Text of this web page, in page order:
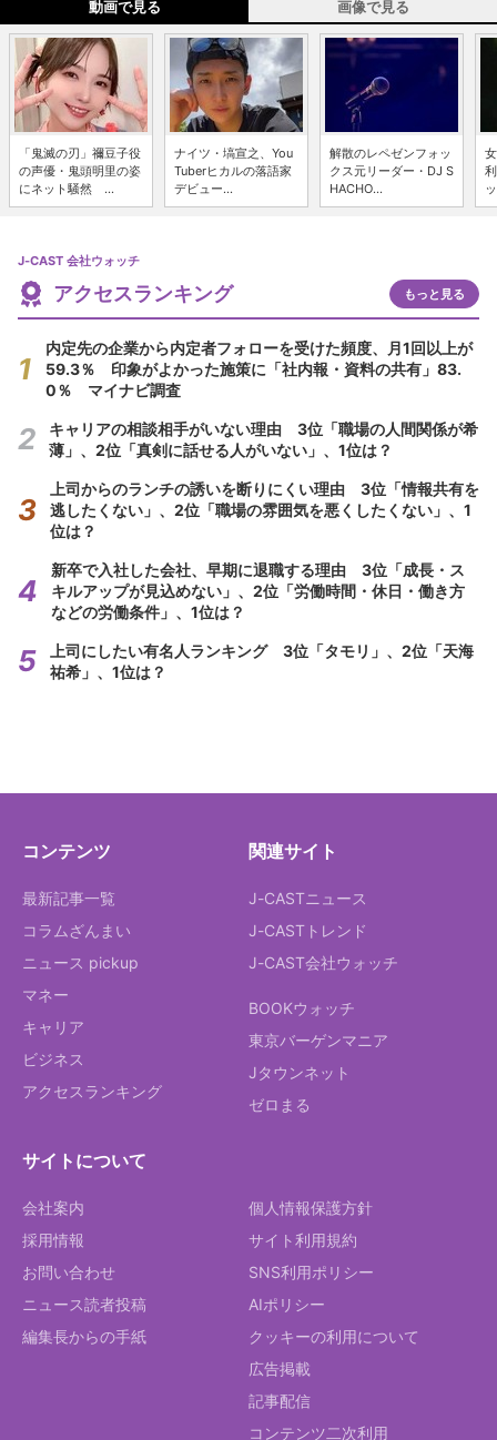
動画で見る 画像で見る
「鬼滅の刃」禰豆子役
の声優・鬼頭明里の姿
にネット騒然 ...
ナイツ・塙宣之、You
Tuberヒカルの落語家
デビュー...
解散のレペゼンフォッ
クス元リーダー・DJ S
HACHO...
J-CAST 会社ウォッチ
アクセスランキング もっと見る
内定先の企業から内定者フォローを受けた頻度、月1回以上が
59.3％ 印象がよかった施策に「社内報・資料の共有」83.
0％ マイナビ調査
キャリアの相談相手がいない理由 3位「職場の人間関係が希
薄」、2位「真剣に話せる人がいない」、1位は？
上司からのランチの誘いを断りにくい理由 3位「情報共有を
逃したくない」、2位「職場の雰囲気を悪くしたくない」、1
位は？
新卒で入社した会社、早期に退職する理由 3位「成長・ス
キルアップが見込めない」、2位「労働時間・休日・働き方
などの労働条件」、1位は？
上司にしたい有名人ランキング 3位「タモリ」、2位「天海
祐希」、1位は？
コンテンツ
最新記事一覧
コラムざんまい
ニュース pickup
マネー
キャリア
ビジネス
アクセスランキング
関連サイト
J-CASTニュース
J-CASTトレンド
J-CAST会社ウォッチ
BOOKウォッチ
東京バーゲンマニア
Jタウンネット
ゼロまる
サイトについて
会社案内
採用情報
お問い合わせ
ニュース読者投稿
編集長からの手紙
個人情報保護方針
サイト利用規約
SNS利用ポリシー
AIポリシー
クッキーの利用について
広告掲載
記事配信
コンテンツ二次利用